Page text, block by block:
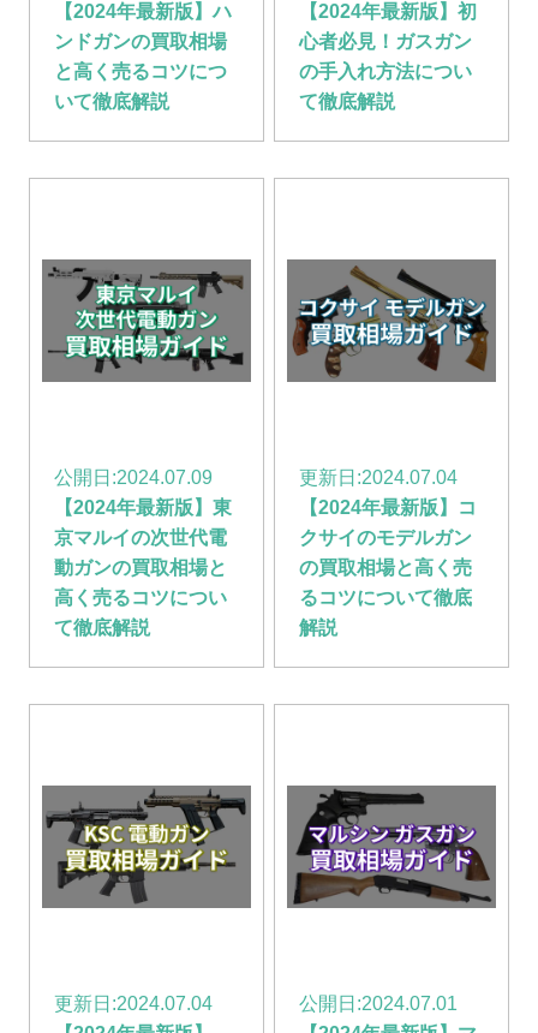
【2024年最新版】ハ
ンドガンの買取相場
と高く売るコツにつ
いて徹底解説
【2024年最新版】初
心者必見！ガスガン
の手入れ方法につい
て徹底解説
公開日:2024.07.09
【2024年最新版】東
京マルイの次世代電
動ガンの買取相場と
高く売るコツについ
て徹底解説
更新日:2024.07.04
【2024年最新版】コ
クサイのモデルガン
の買取相場と高く売
るコツについて徹底
解説
更新日:2024.07.04
公開日:2024.07.01